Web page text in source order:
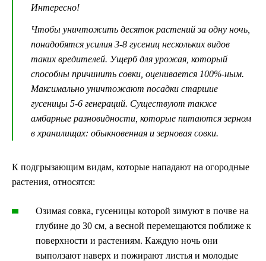
Интересно!
Чтобы уничтожить десяток растений за одну ночь,
понадобятся усилия 3-8 гусениц нескольких видов
таких вредителей. Ущерб для урожая, который
способны причинить совки, оценивается 100%-ным.
Максимально уничтожают посадки старшие
гусеницы 5-6 генераций. Существуют также
амбарные разновидности, которые питаются зерном
в хранилищах: обыкновенная и зерновая совки.
К подгрызающим видам, которые нападают на огородные
растения, относятся:
Озимая совка, гусеницы которой зимуют в почве на
глубине до 30 см, а весной перемещаются поближе к
поверхности и растениям. Каждую ночь они
выползают наверх и пожирают листья и молодые